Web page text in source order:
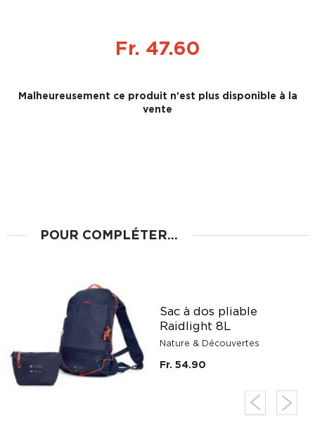
Fr. 47.60
Malheureusement ce produit n'est plus disponible à la
vente
POUR COMPLÉTER...
Sac à dos pliable
Raidlight 8L
Nature & Découvertes
Fr. 54.90